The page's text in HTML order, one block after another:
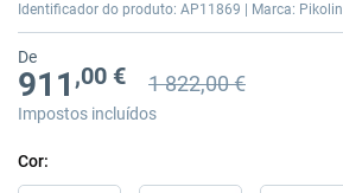
Identificador do produto: AP11869 | Marca: Pikolin
De
911 ,00 € Preço anterior
Preço anterior 1 822,00 €
1 822,00 €
Impostos incluídos
Cor